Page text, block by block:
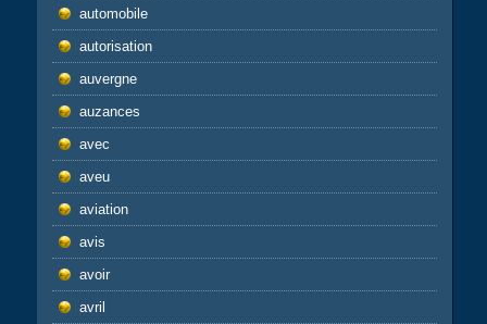
automobile
autorisation
auvergne
auzances
avec
aveu
aviation
avis
avoir
avril